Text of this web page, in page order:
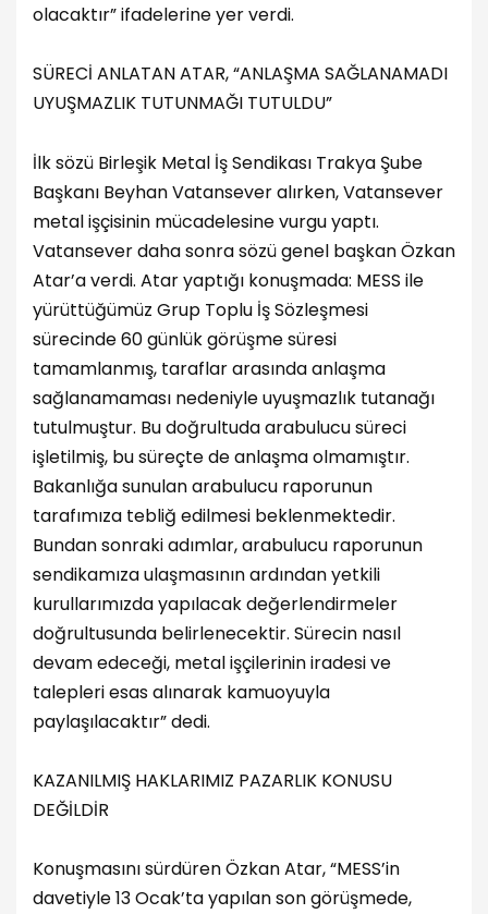
olacaktır” ifadelerine yer verdi.
SÜRECİ ANLATAN ATAR, “ANLAŞMA SAĞLANAMADI
UYUŞMAZLIK TUTUNMAĞI TUTULDU”
İlk sözü Birleşik Metal İş Sendikası Trakya Şube
Başkanı Beyhan Vatansever alırken, Vatansever
metal işçisinin mücadelesine vurgu yaptı.
Vatansever daha sonra sözü genel başkan Özkan
Atar’a verdi. Atar yaptığı konuşmada: MESS ile
yürüttüğümüz Grup Toplu İş Sözleşmesi
sürecinde 60 günlük görüşme süresi
tamamlanmış, taraflar arasında anlaşma
sağlanamaması nedeniyle uyuşmazlık tutanağı
tutulmuştur. Bu doğrultuda arabulucu süreci
işletilmiş, bu süreçte de anlaşma olmamıştır.
Bakanlığa sunulan arabulucu raporunun
tarafımıza tebliğ edilmesi beklenmektedir.
Bundan sonraki adımlar, arabulucu raporunun
sendikamıza ulaşmasının ardından yetkili
kurullarımızda yapılacak değerlendirmeler
doğrultusunda belirlenecektir. Sürecin nasıl
devam edeceği, metal işçilerinin iradesi ve
talepleri esas alınarak kamuoyuyla
paylaşılacaktır” dedi.
KAZANILMIŞ HAKLARIMIZ PAZARLIK KONUSU
DEĞİLDİR
Konuşmasını sürdüren Özkan Atar, “MESS’in
davetiyle 13 Ocak’ta yapılan son görüşmede,